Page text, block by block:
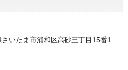
いたま市浦和区高砂三丁目15番1